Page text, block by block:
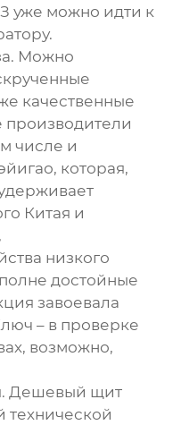
уже можно идти к
Можно
качественные
производители
числе и
, которая,
Китая и
низкого
достойные
завоевала
– в проверке
возможно,
Дешевый щит
технической